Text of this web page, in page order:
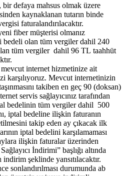
bir defaya mahsus olmak üzere
kaynaklanan tutarın binde
faturalandırılacaktır.
fiber müşterisi olmanız
olan tüm vergiler dahil 240
tüm vergiler dahil 96 TL taahhüt
internet hizmetinize ait
karşılıyoruz. Mevcut internetinizin
takiben en geç 90 (doksan)
servis sağlayıcınız tarafından
bedelinin tüm vergiler dahil 500
iptal bedeline ilişkin faturanın
takip eden ay çıkacak ilk
iptal bedelini karşılamaması
ilişkin faturalar üzerinden
İndirimi” başlığı altında
şeklinde yansıtılacaktır.
sonlandırılması durumunda ab​